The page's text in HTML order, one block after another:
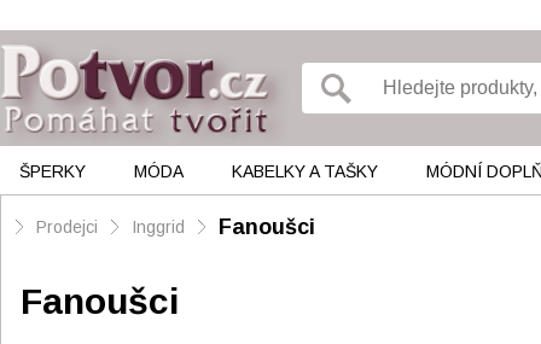
ŠPERKY MÓDA KABELKY A TAŠKY MÓDNÍ
Prodejci Inggrid Fanoušci
Fanoušci